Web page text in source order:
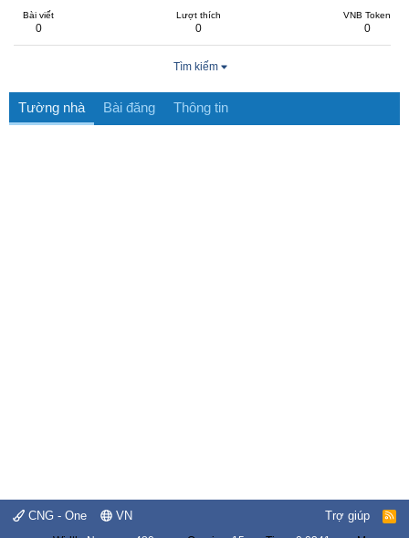
Bài viết
0
Lượt thích
0
VNB Token
0
Tìm kiếm
Tường nhà Bài đăng Thông tin
CNG - One VN Trợ giúp
R